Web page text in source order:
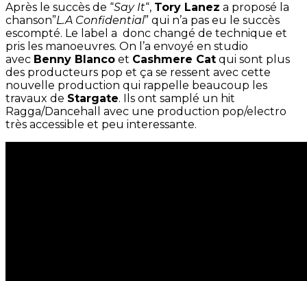
Après le succès de “Say It“, Tory Lanez a proposé la
chanson”L.A Confidential” qui n’a pas eu le succès
escompté. Le label a donc changé de technique et
pris les manoeuvres. On l’a envoyé en studio
avec Benny Blanco et Cashmere Cat qui sont plus
des producteurs pop et ça se ressent avec cette
nouvelle production qui rappelle beaucoup les
travaux de Stargate. Ils ont samplé un hit
Ragga/Dancehall avec une production pop/electro
très accessible et peu interessante.